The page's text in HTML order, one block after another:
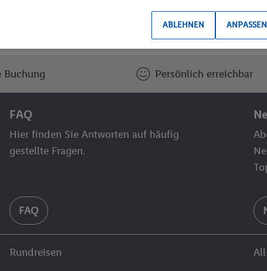
Buchung Persönlich erreichbar
FAQ
Hier finden Sie Antworten auf häufig
gestellte Fragen.
FAQ
Rundreisen
ANPASSEN
ABLEHNEN